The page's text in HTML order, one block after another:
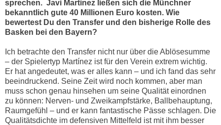
sprechen. Javi Martinez ließen sich die Münchner
bekanntlich gute 40 Millionen Euro kosten. Wie
bewertest Du den Transfer und den bisherige Rolle des
Basken bei den Bayern?
Ich betrachte den Transfer nicht nur über die Ablösesumme
– der Spielertyp Martínez ist für den Verein extrem wichtig.
Er hat angedeutet, was er alles kann – und ich fand das sehr
beeindruckend. Seine Zeit wird noch kommen, aber man
muss schon genau hinsehen um seine Qualität einordnen
zu können: Nerven- und Zweikampfstärke, Ballbehauptung,
Raumgefühl – und er kann fantastische Pässe schlagen. Die
Qualitätsdichte im defensiven Mittelfeld ist mit ihm besser